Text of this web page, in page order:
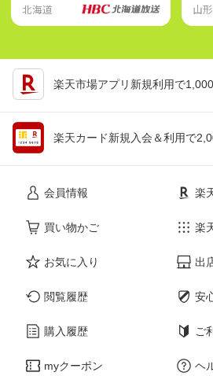
北海道 山
楽天市場アプリ新規利用で
楽天カード新規入会＆利用で
会員情報
買い物かご
お気に入り
閲覧履歴
購入履歴
myクーポン
楽
楽
出
安
ご
ヘ